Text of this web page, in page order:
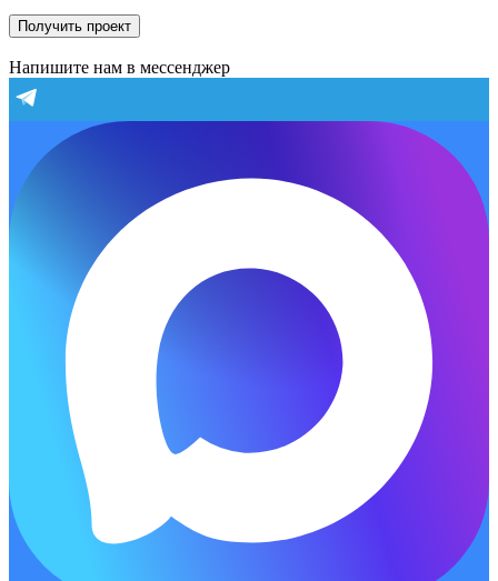
Получить проект
Напишите нам в мессенджер